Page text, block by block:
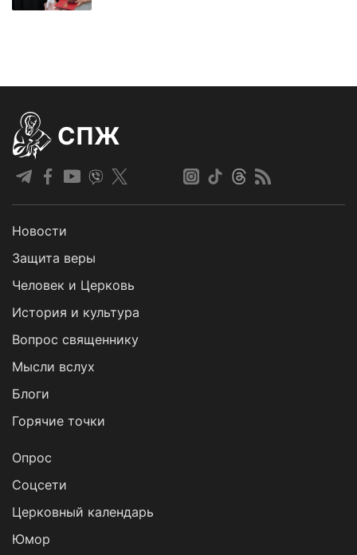
СПЖ
Новости
Защита веры
Человек и Церковь
История и культура
Вопрос священнику
Мысли вслух
Блоги
Горячие точки
Опрос
Cоцсети
Церковный календарь
Юмор